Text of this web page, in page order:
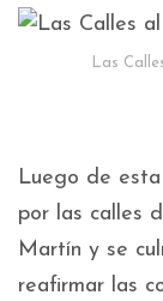
Las
Luego de
por las calles
Martín y se
reafirmar las